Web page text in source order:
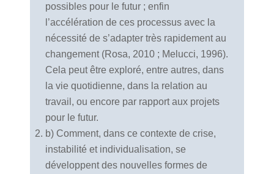
possibles pour le futur ; enfin
l’accélération de ces processus avec la
nécessité de s’adapter très rapidement au
changement (Rosa, 2010 ; Melucci, 1996).
Cela peut être exploré, entre autres, dans
la vie quotidienne, dans la relation au
travail, ou encore par rapport aux projets
pour le futur.
b) Comment, dans ce contexte de crise,
instabilité et individualisation, se
développent des nouvelles formes de